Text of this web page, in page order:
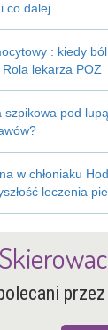
co dalej
: kiedy
lekarza POZ
szpikowa pod
w chłoniaku
leczenia